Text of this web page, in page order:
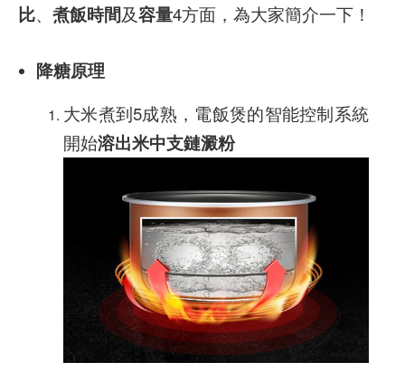
比、 煮飯時間及容量4方面，為大家簡介一下！
降糖原理
大米煮到5成熟，電飯煲的智能控制系統
開始溶出米中支鏈澱粉